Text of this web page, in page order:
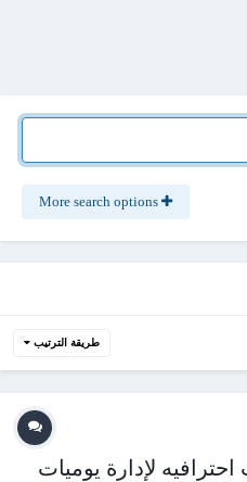
طريقة الترتيب
لإدارة يوميات